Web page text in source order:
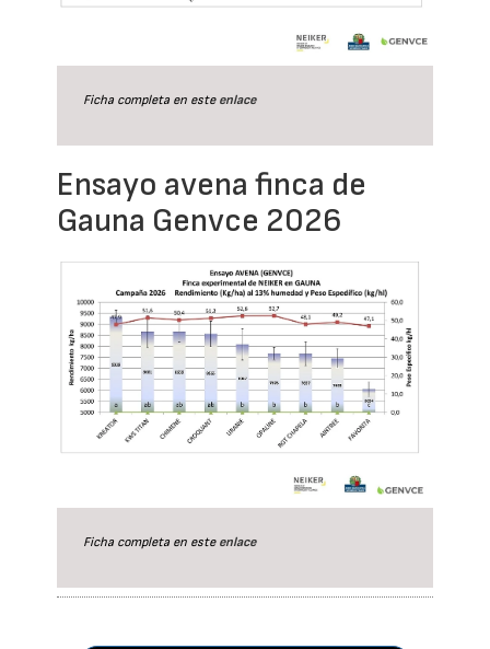
Ficha completa en este enlace
Ensayo avena finca de
Gauna Genvce 2026
Ficha completa en este enlace